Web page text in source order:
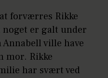
forværres Rikke
noget er galt under
ville have
mor. Rikke
har svært ved